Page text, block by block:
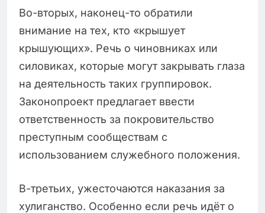
Во-вторых, наконец-то обратили
внимание на тех, кто «крышует
крышующих». Речь о чиновниках или
силовиках, которые могут закрывать глаза
на деятельность таких группировок.
Законопроект предлагает ввести
ответственность за покровительство
преступным сообществам с
использованием служебного положения.
В-третьих, ужесточаются наказания за
хулиганство. Особенно если речь идёт о